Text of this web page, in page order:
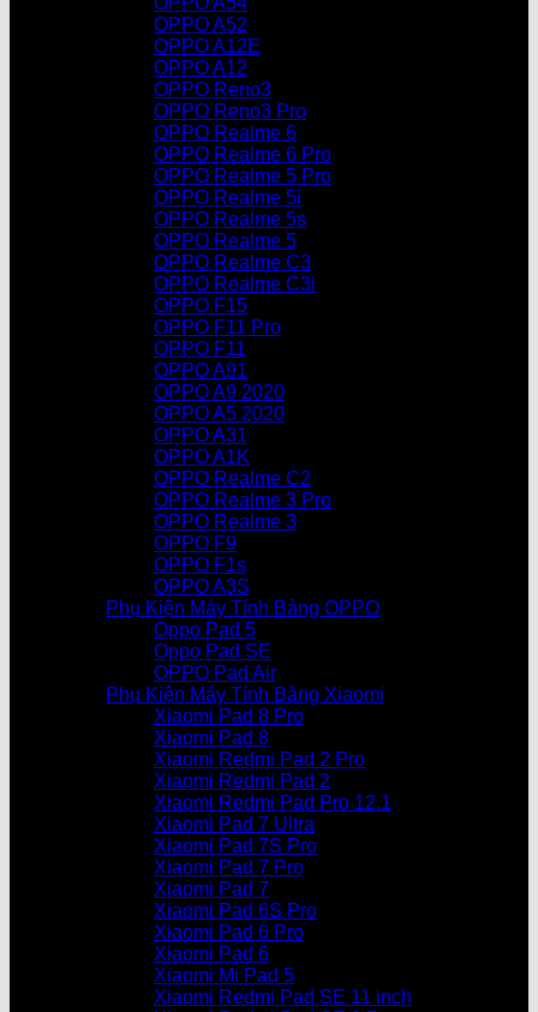
OPPO A52
OPPO A12E
OPPO A12
OPPO Reno3
OPPO Reno3 Pro
OPPO Realme 6
OPPO Realme 6 Pro
OPPO Realme 5 Pro
OPPO Realme 5i
OPPO Realme 5s
OPPO Realme 5
OPPO Realme C3
OPPO Realme C3i
OPPO F15
OPPO F11 Pro
OPPO F11
OPPO A91
OPPO A9 2020
OPPO A5 2020
OPPO A31
OPPO A1K
OPPO Realme C2
OPPO Realme 3 Pro
OPPO Realme 3
OPPO F9
OPPO F1s
OPPO A3S
Phụ Kiện Máy Tính Bảng OPPO
Oppo Pad 5
Oppo Pad SE
OPPO Pad Air
Phụ Kiện Máy Tính Bảng Xiaomi
Xiaomi Pad 8 Pro
Xiaomi Pad 8
Xiaomi Redmi Pad 2 Pro
Xiaomi Redmi Pad 2
Xiaomi Redmi Pad Pro 12.1
Xiaomi Pad 7 Ultra
Xiaomi Pad 7S Pro
Xiaomi Pad 7 Pro
Xiaomi Pad 7
Xiaomi Pad 6S Pro
Xiaomi Pad 6 Pro
Xiaomi Pad 6
Xiaomi Mi Pad 5
Xiaomi Redmi Pad SE 11 inch